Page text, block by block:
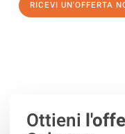
RICEVI UN'OFFERTA
Ottieni